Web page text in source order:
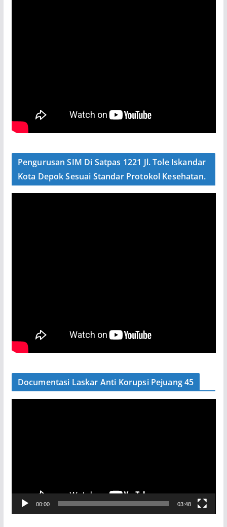
Pengurusan SIM Di Satpas 1221 Jl. Tole Iskandar
Kota Depok Sesuai Standar Protokol Kesehatan.
Documentasi Laskar Anti Korupsi Pejuang 45
V
00:00 03:48